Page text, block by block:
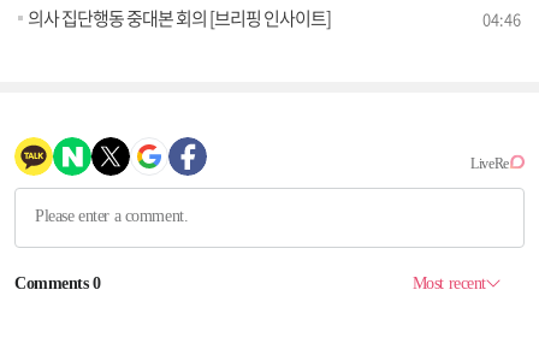
의사 집단행동 중대본 회의 [브리핑 인사이트] 04:46